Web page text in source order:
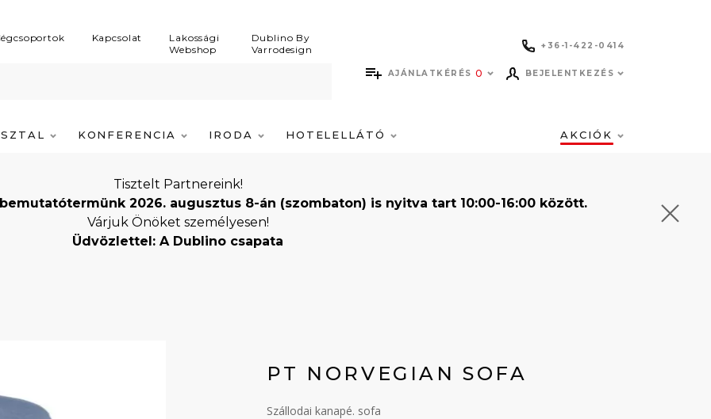
Kapcsolat
Lakossági
Webshop
Dublino By
Varrodesign
+36-1-422-0414
AJÁNLATKÉRÉS 0 BEJELENTKEZÉS
KONFERENCIA IRODA HOTELELLÁTÓ AKCIÓK
Tisztelt Partnereink!
2026. augusztus 8-án (szombaton) is nyitva tart 10:00-16:00 között.
Várjuk Önöket személyesen!
Üdvözlettel: A Dublino csapata
PT NORVEGIAN SOFA
Szállodai kanapé. sofa